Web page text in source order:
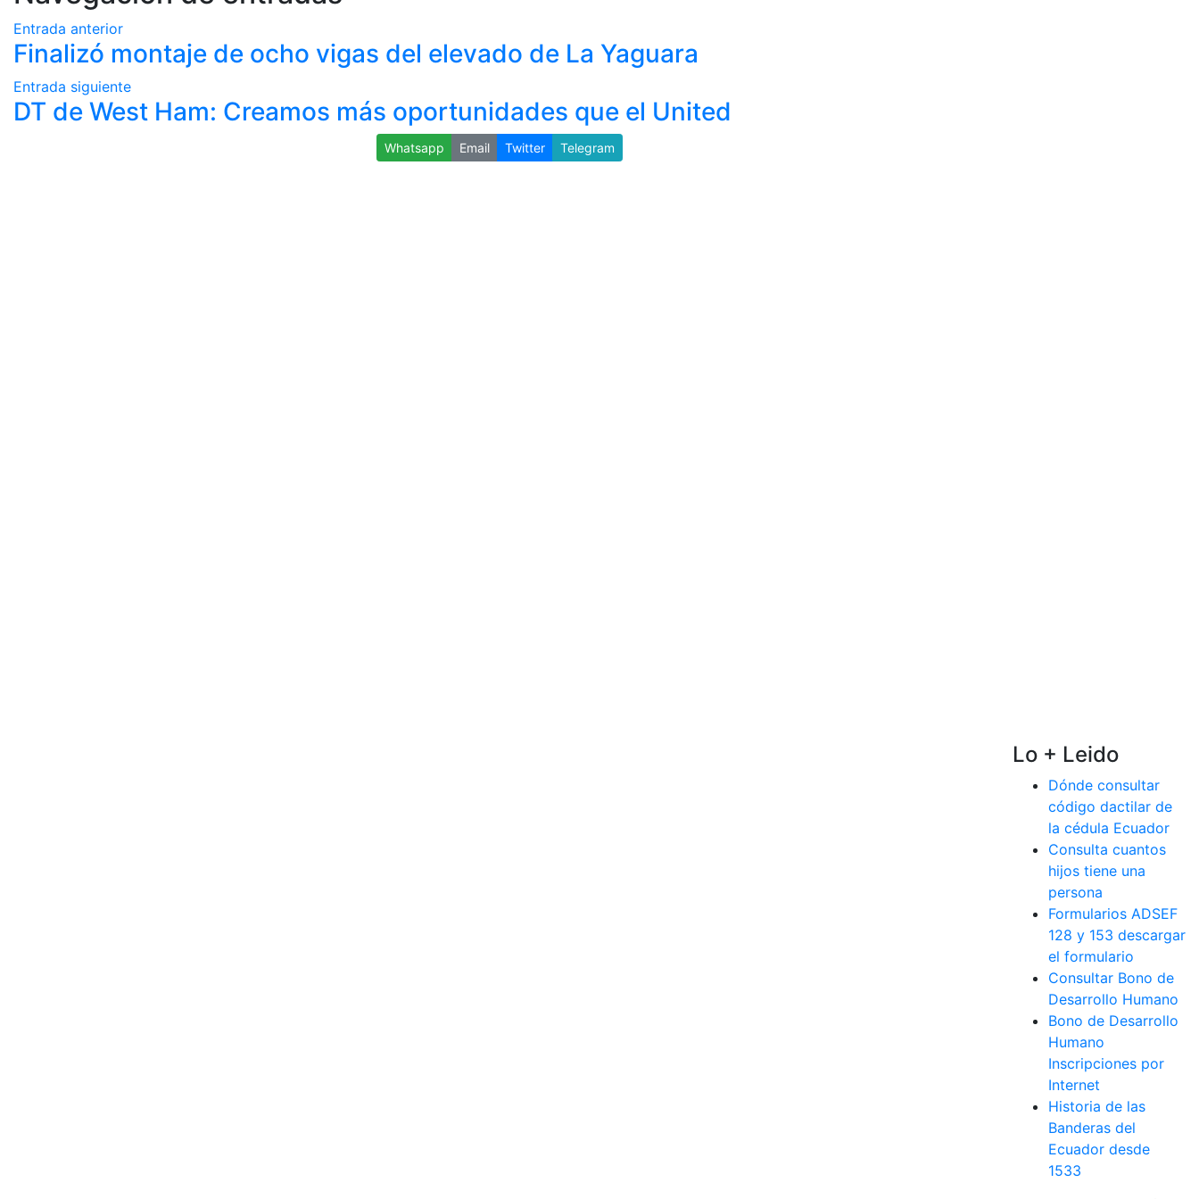
Entrada anterior
Finalizó montaje de ocho vigas del elevado de La Yaguara
Entrada siguiente
DT de West Ham: Creamos más oportunidades que el United
Whatsapp Email Twitter Telegram
Lo + Leido
Dónde consultar
código dactilar de
la cédula Ecuador
Consulta cuantos
hijos tiene una
persona
Formularios ADSEF
128 y 153 descargar
el formulario
Consultar Bono de
Desarrollo Humano
Bono de Desarrollo
Humano
Inscripciones por
Internet
Historia de las
Banderas del
Ecuador desde
1533